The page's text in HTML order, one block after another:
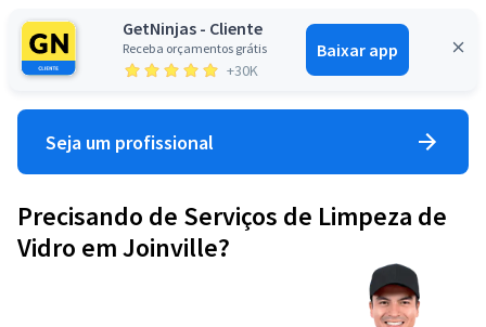
GetNinjas - Cliente
Receba orçamentos grátis
+30K
Baixar app
Entrar
Seja um profissional
Precisando de Serviços de Limpeza de
Vidro em Joinville?